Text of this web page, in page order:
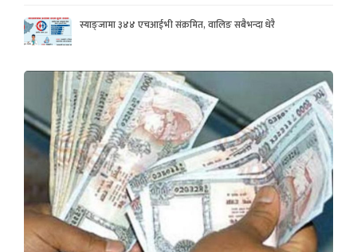
स्याङ्जामा ३४४ एचआईभी संक्रमित, वालिङ सबैभन्दा धेरै